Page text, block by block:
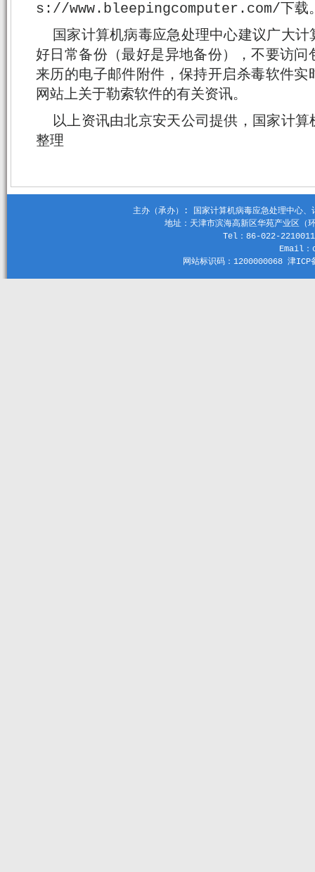
s://www.bleepingcomputer.com/下载
国家计算机病毒应急处理中心建议广大
好日常备份（最好是异地备份），不要访
来历的电子邮件附件，保持开启杀毒软件
网站上关于勒索软件的有关资讯。
以上资讯由北京安天公司提供，国家计
整理
主办（承办）: 国家计算机病毒应急处理中心
地址：天津市滨海高新区华苑产业区
Tel：86-022-
Email
网站标识码：1200000068 津